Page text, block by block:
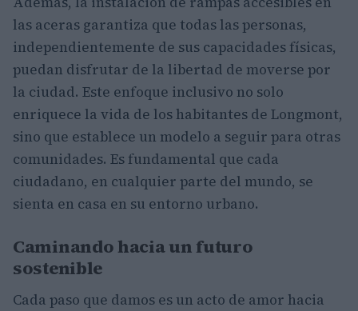
las aceras garantiza que todas las personas,
independientemente de sus capacidades físicas,
puedan disfrutar de la libertad de moverse por
la ciudad. Este enfoque inclusivo no solo
enriquece la vida de los habitantes de Longmont,
sino que establece un modelo a seguir para otras
comunidades. Es fundamental que cada
ciudadano, en cualquier parte del mundo, se
sienta en casa en su entorno urbano.
Caminando hacia un futuro
sostenible
Cada paso que damos es un acto de amor hacia